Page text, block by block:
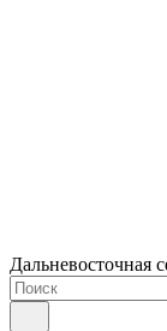
Дальневосточная